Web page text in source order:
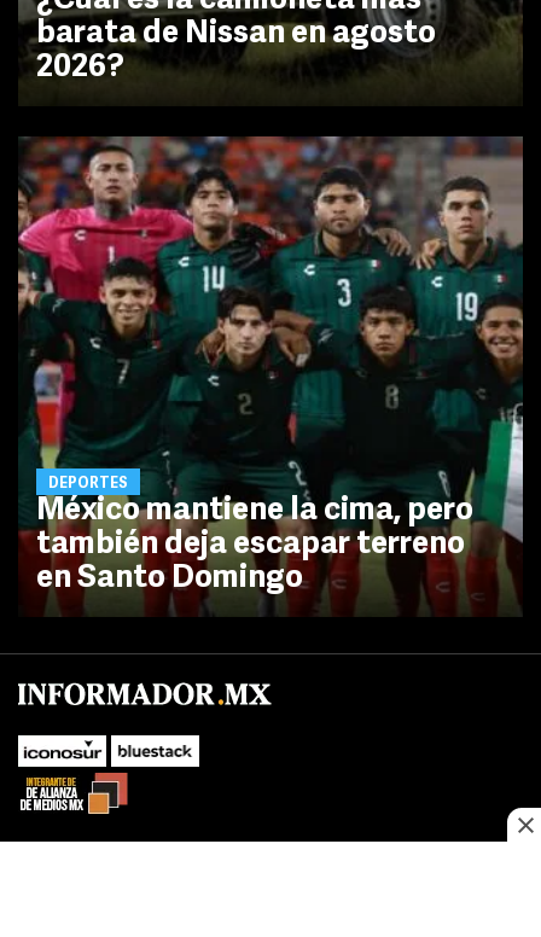
barata de Nissan en agosto
2026?
DEPORTES
México mantiene la cima, pero
también deja escapar terreno
en Santo Domingo